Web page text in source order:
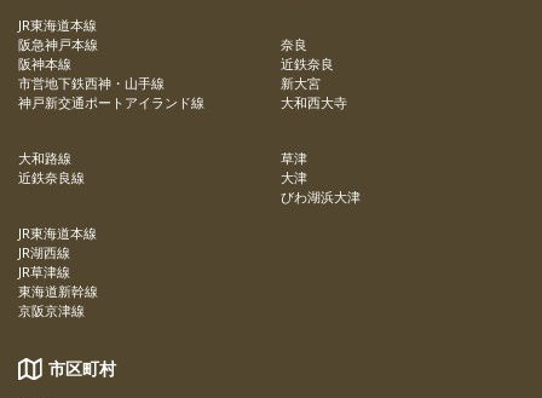
JR東海道本線
阪急神戸本線
阪神本線
市営地下鉄西神・山手線
神戸新交通ポートアイランド線
大和路線
近鉄奈良線
JR東海道本線
JR湖西線
JR草津線
東海道新幹線
京阪京津線
奈良
近鉄奈良
新大宮
大和西大寺
草津
大津
びわ湖浜大津
市区町村